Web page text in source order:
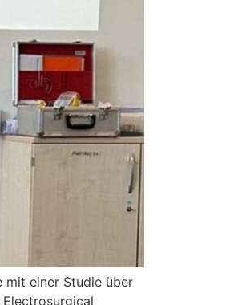
mit einer Studie über
Electrosurgical